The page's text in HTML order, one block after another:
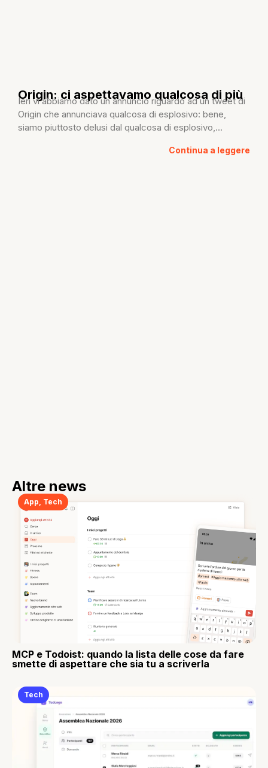
Origin: ci aspettavamo qualcosa di più
Ieri vi abbiamo dato un annuncio riguardo ad un tweet di
Origin che annunciava qualcosa di esplosivo: bene,
siamo piuttosto delusi dal qualcosa di esplosivo,...
Continua a leggere
Altre news
App, Tech
MCP e Todoist: quando la lista delle cose da fare
smette di aspettare che sia tu a scriverla
Tech